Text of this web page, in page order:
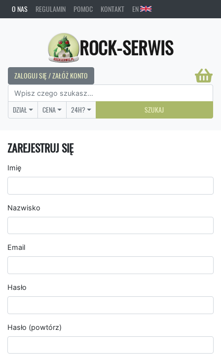
O NAS REGULAMIN POMOC KONTAKT EN
ROCK-SERWIS
ZALOGUJ SIĘ / ZAŁÓŻ KONTO
DZIAŁ CENA 24H? SZUKAJ
ZAREJESTRUJ SIĘ
Imię
Nazwisko
Email
Hasło
Hasło (powtórz)